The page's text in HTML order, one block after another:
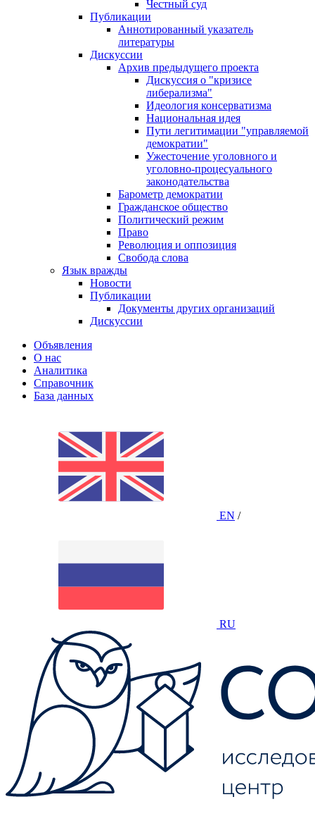
Честный суд
Публикации
Аннотированный указатель
литературы
Дискуссии
Архив предыдущего проекта
Дискуссия о "кризисе
либерализма"
Идеология консерватизма
Национальная идея
Пути легитимации "управляемой
демократии"
Ужесточение уголовного и
уголовно-процесуального
законодательства
Барометр демократии
Гражданское общество
Политический режим
Право
Революция и оппозиция
Свобода слова
Язык вражды
Новости
Публикации
Документы других организаций
Дискуссии
Объявления
О нас
Аналитика
Справочник
База данных
EN /
RU